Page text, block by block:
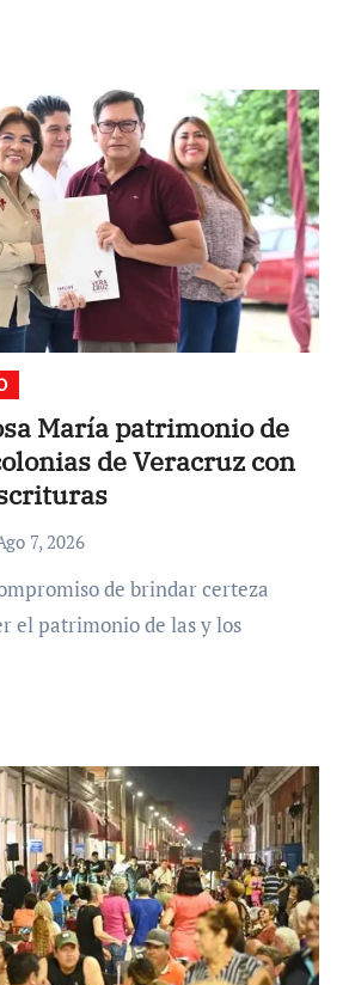
María patrimonio de
de Veracruz con
7, 2026
el patrimonio de las y los